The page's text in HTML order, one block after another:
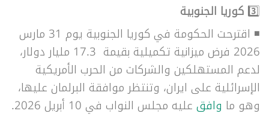
3️⃣ كوريا الجنوبية
◾
اقترحت الحكومة في كوريا الجنوبية يوم 31 مارس
2026 فرض ميزانية تكميلية بقيمة 17.3 مليار دولار،
لدعم المستهلكين والشركات من الحرب الأمريكية
الإسرائلية على ايران، وتنتظر موافقة البرلمان عليها،
وهو ما وافق عليه مجلس النواب في 10 أبريل 2026.